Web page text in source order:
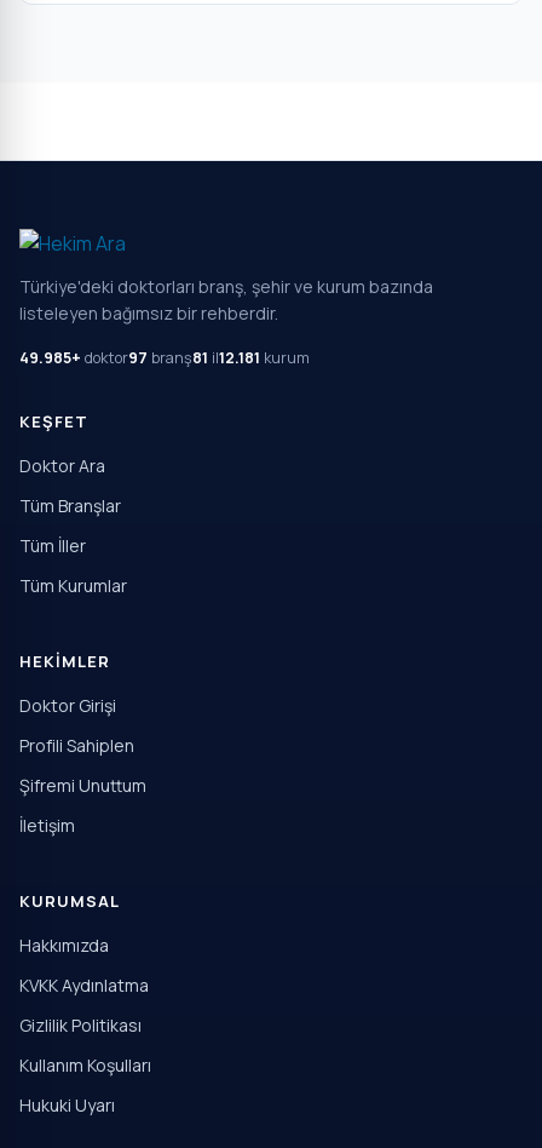
Türkiye'deki doktorları branş, şehir ve kurum bazında
listeleyen bağımsız bir rehberdir.
49.985+ doktor97 branş81 il12.181 kurum
KEŞFET
Doktor Ara
Tüm Branşlar
Tüm İller
Tüm Kurumlar
HEKIMLER
Doktor Girişi
Profili Sahiplen
Şifremi Unuttum
İletişim
KURUMSAL
Hakkımızda
KVKK Aydınlatma
Gizlilik Politikası
Kullanım Koşulları
Hukuki Uyarı